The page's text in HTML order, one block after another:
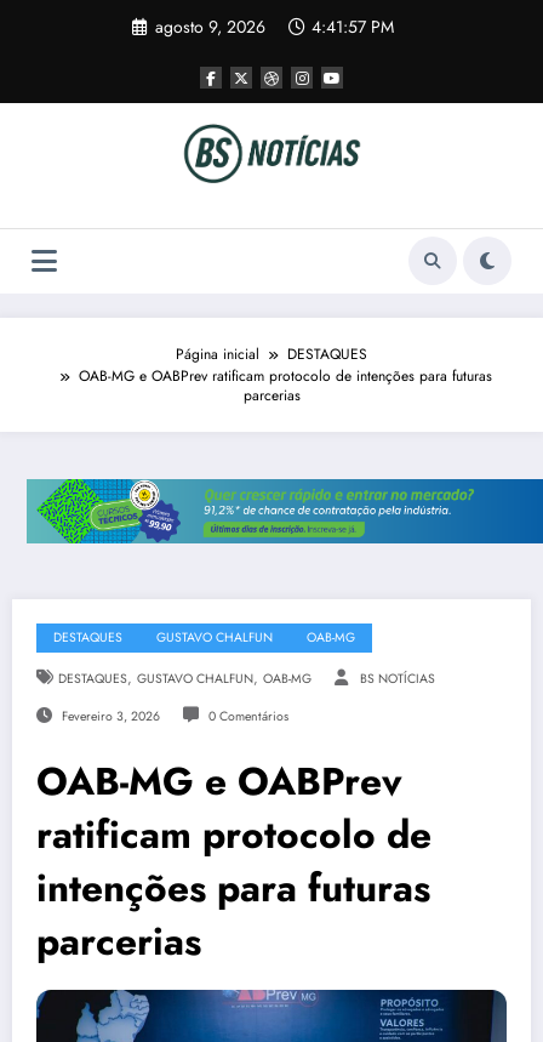
agosto 9, 2026 4:41:57 PM
Página inicial
DESTAQUES
OAB-MG e OABPrev ratificam protocolo de intenções para futuras
parcerias
DESTAQUES GUSTAVO CHALFUN OAB-MG
DESTAQUES, GUSTAVO CHALFUN, OAB-MG BS NOTÍCIAS
Fevereiro 3, 2026 0 Comentários
OAB-MG e OABPrev
ratificam protocolo de
intenções para futuras
parcerias